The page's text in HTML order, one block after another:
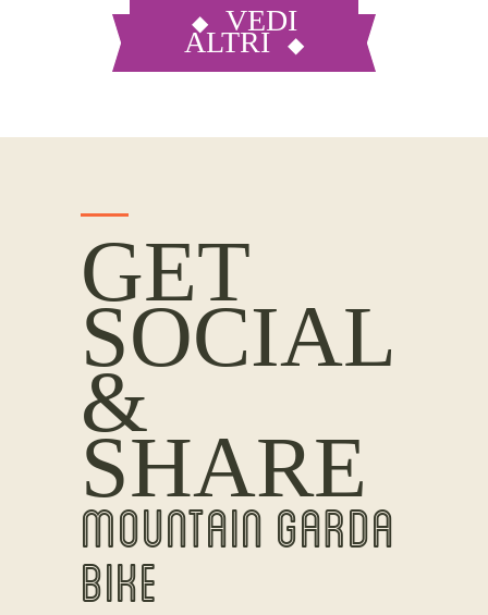
VEDI
ALTRI
GET
SOCIAL
&
SHARE
MOUNTAIN GARDA
BIKE